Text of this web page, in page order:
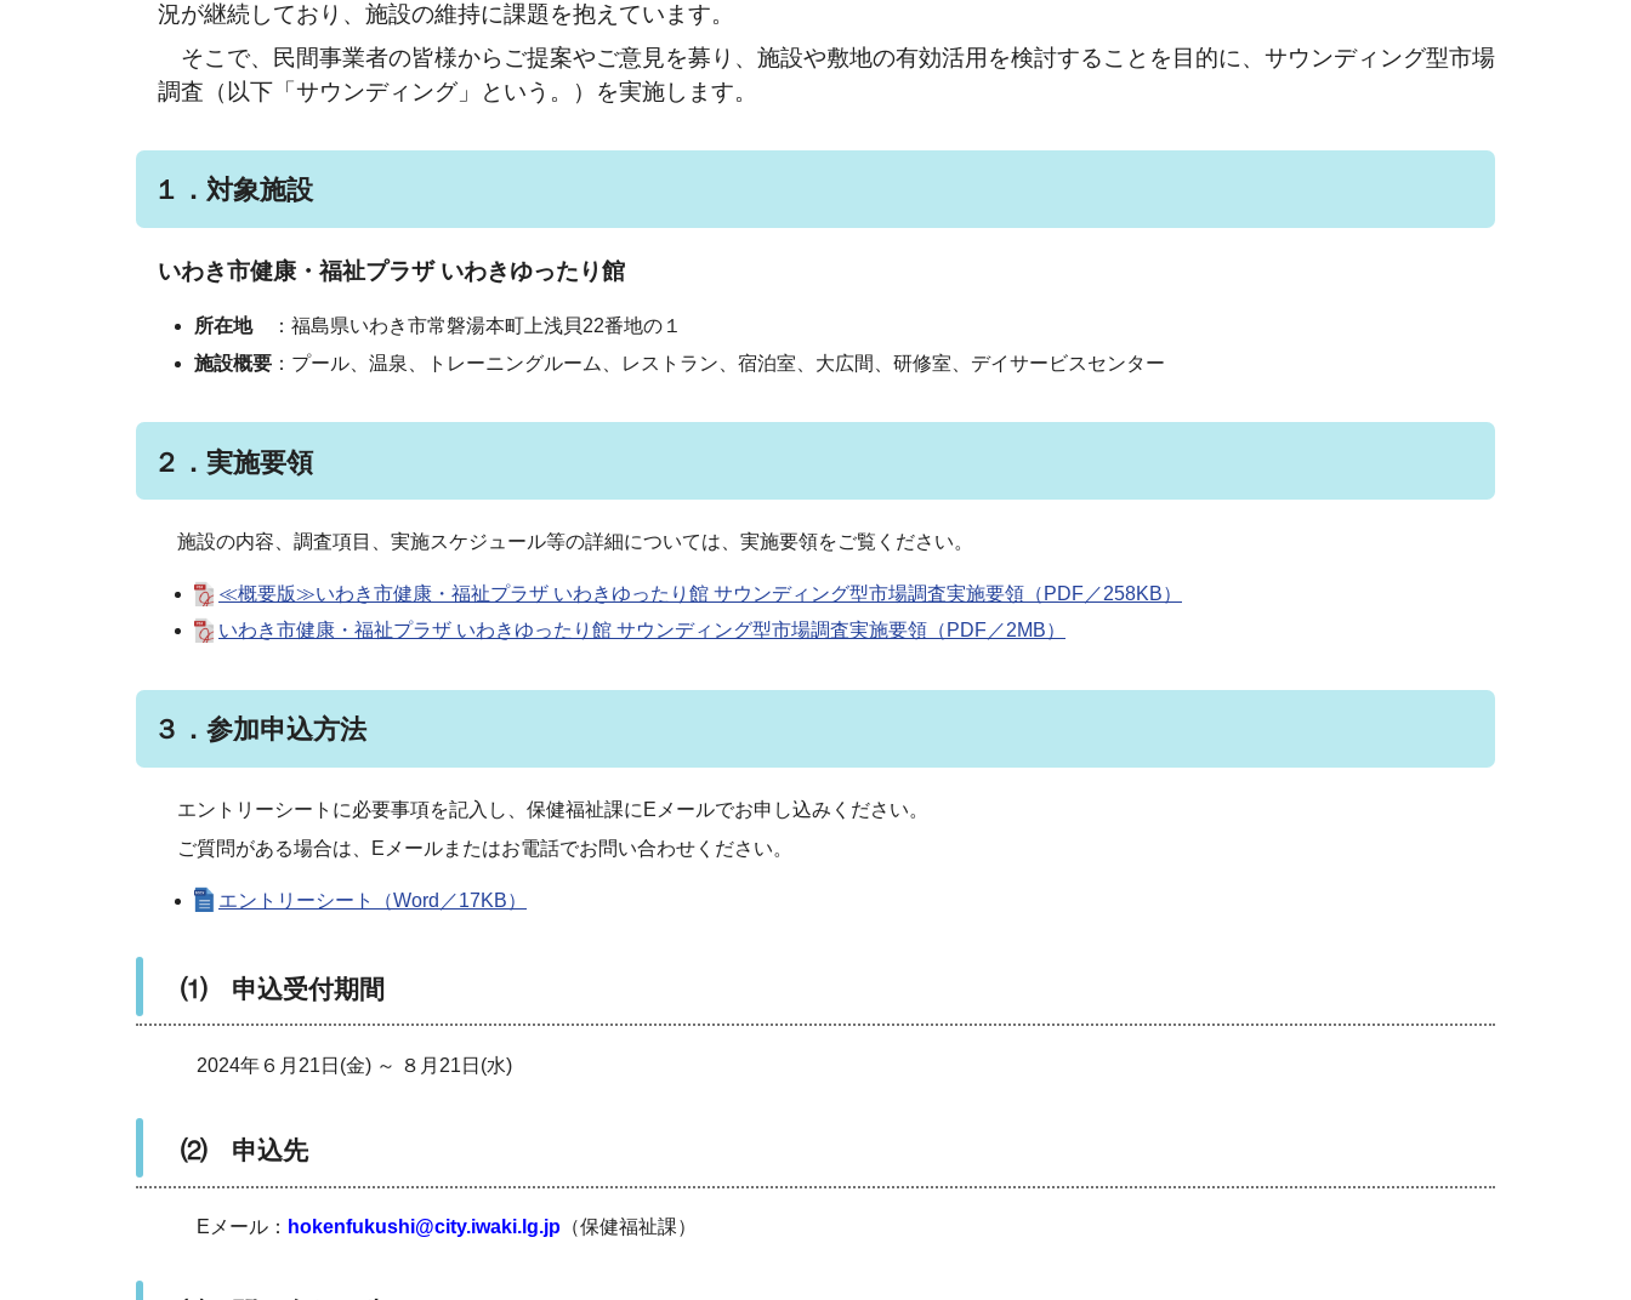
監査委員 農業委員会
市民意見募集(パブリックコ
市制施行周年関連情報
ご意見・ご質問
況が継続しており、施設の維持に課題を抱えています。
そこで、民間事業者の皆様からご提案やご意見を募り、施設や敷地の有効活用を検討することを目的に、サウンディング型市場
調査（以下「サウンディング」という。）を実施します。
１．対象施設
いわき市健康・福祉プラザ いわきゆったり館
所在地：福島県いわき市常磐湯本町上浅貝22番地の１
施設概要 ：プール、温泉、トレーニングルーム、レストラン、宿泊室、大広間、研修室、デイサービスセンター
２．実施要領
施設の内容、調査項目、実施スケジュール等の詳細については、実施要領をご覧ください。
≪概要版≫いわき市健康・福祉プラザ いわきゆったり館 サウンディング型市場調査実施要領（PDF／258KB）
いわき市健康・福祉プラザ いわきゆったり館 サウンディング型市場調査実施要領（PDF／2MB）
３．参加申込方法
エントリーシートに必要事項を記入し、保健福祉課にEメールでお申し込みください。
ご質問がある場合は、Eメールまたはお電話でお問い合わせください。
エントリーシート（Word／17KB）
⑴ 申込受付期間
2024年６月21日(金) ～ ８月21日(水)
⑵ 申込先
Eメール： hokenfukushi@city.iwaki.lg.jp （保健福祉課）